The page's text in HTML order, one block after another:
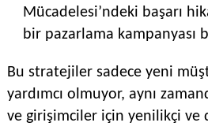
Mücadelesi’ndeki başarı
bir pazarlama kampanyası
Bu stratejiler sadece yeni
yardımcı olmuyor, aynı
ve girişimciler için yenilikçi ve